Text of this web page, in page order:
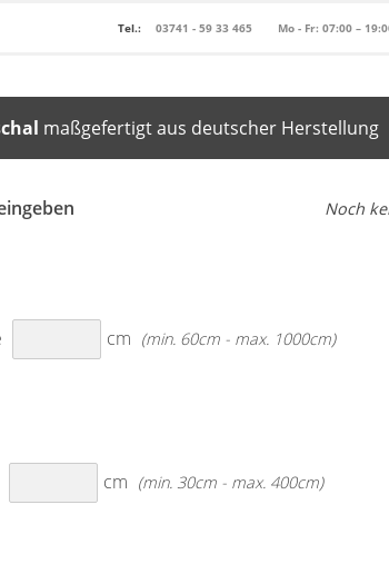
Tel.: 03741 - 59 33 465 Mo - Fr: 07:00 –
maßgefertigt aus deutscher Herstellung
eingeben
cm (min. 60cm - max. 1000cm)
cm (min. 30cm - max. 400cm)